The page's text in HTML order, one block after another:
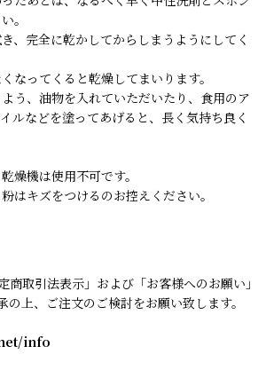
。
、完全に乾かしてからしまうようにしてく
なってくると乾燥してまいります。
う、油物を入れていただいたり、食用のア
ルなどを塗ってあげると、長く気持ち良く
燥機は使用不可です。
はキズをつけるのお控えください。
商取引法表示」および「お客様へのお願い」
の上、ご注文のご検討をお願い致します。
info